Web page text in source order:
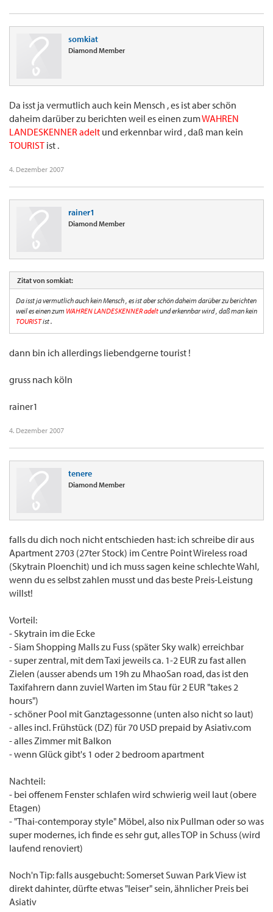
somkiat
Diamond Member
Da isst ja vermutlich auch kein Mensch , es ist aber schön
daheim darüber zu berichten weil es einen zumWAHREN
LANDESKENNER adelt und erkennbar wird , daß man kein
TOURIST ist .
4. Dezember 2007
rainer1
Diamond Member
Zitat von somkiat:
Da isst ja vermutlich auch kein Mensch , es ist aber schön daheim darüber zu berichten
weil es einen zum WAHREN LANDESKENNER adeltund erkennbar wird , daß man kein
TOURISTist .
dann bin ich allerdings liebendgerne tourist !
gruss nach köln
rainer1
4. Dezember 2007
tenere
Diamond Member
falls du dich noch nicht entschieden hast: ich schreibe dir aus
Apartment 2703 (27ter Stock) im Centre Point Wireless road
(Skytrain Ploenchit) und ich muss sagen keine schlechte Wahl,
wenn du es selbst zahlen musst und das beste Preis-Leistung
willst!
Vorteil:
- Skytrain im die Ecke
- Siam Shopping Malls zu Fuss (später Sky walk) erreichbar
- super zentral, mit dem Taxi jeweils ca. 1-2 EUR zu fast allen
Zielen (ausser abends um 19h zu MhaoSan road, das ist den
Taxifahrern dann zuviel Warten im Stau für 2 EUR "takes 2
hours")
- schöner Pool mit Ganztagessonne (unten also nicht so laut)
- alles incl. Frühstück (DZ) für 70 USD prepaid by Asiativ.com
- alles Zimmer mit Balkon
- wenn Glück gibt's 1 oder 2 bedroom apartment
Nachteil:
- bei offenem Fenster schlafen wird schwierig weil laut (obere
Etagen)
- "Thai-contemporay style" Möbel, also nix Pullman oder so was
super modernes, ich finde es sehr gut, alles TOP in Schuss (wird
laufend renoviert)
Noch'n Tip: falls ausgebucht: Somerset Suwan Park View ist
direkt dahinter, dürfte etwas "leiser" sein, ähnlicher Preis bei
Asiativ